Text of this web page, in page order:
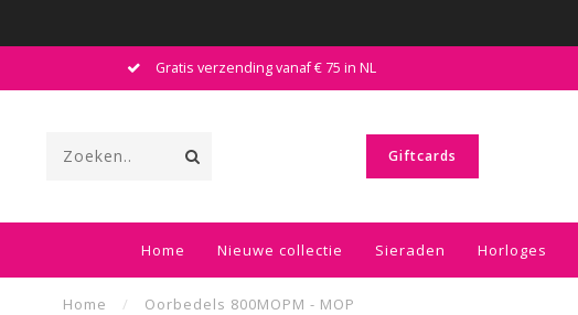
Gratis verzending vanaf € 75 in NL
Giftcards
Home Nieuwe collectie Sieraden Horloges
Home / Oorbedels 800MOPM - MOP